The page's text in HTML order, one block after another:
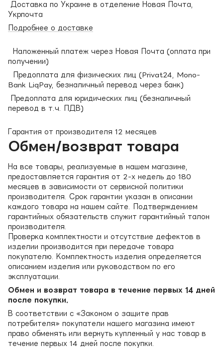
Доставка по Украине в отделение Новая Почта,
Укрпочта
Подробнее о доставке
Наложенный платеж через Новая Почта (оплата при
получении)
Предоплата для физических лиц (Privat24, Mono-
Bank LiqPay, безналичный перевод через банк)
Предоплата для юридических лиц (безналичный
перевод в т.ч. ПДВ)
Гарантия от производителя 12 месяцев
Обмен/возврат товара
На все товары, реализуемые в нашем магазине,
предоставляется гарантия от 2-х недель до 180
месяцев в зависимости от сервисной политики
производителя. Срок гарантии указан в описании
каждого товара на нашем сайте. Подтверждением
гарантийных обязательств служит гарантийный талон
производителя.
Проверка комплектности и отсутствие дефектов в
изделии производится при передаче товара
покупателю. Комплектность изделия определяется
описанием изделия или руководством по его
эксплуатации.
Обмен и возврат товара в течение первых 14 дней
после покупки.
В соответствии с «Законом о защите прав
потребителя» покупатели нашего магазина имеют
право обменять или вернуть купленный у нас товар в
течение первых 14 дней после покупки.